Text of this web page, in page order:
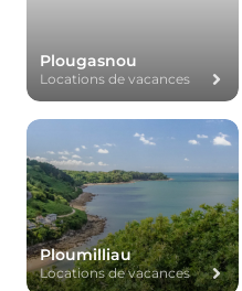
Plougasnou
Locations de vacances
Ploumilliau
Locations de vacances